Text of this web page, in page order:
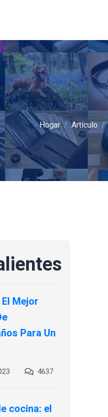
Hogar Artículo
Mejor
Para Un
4637
cocina: el